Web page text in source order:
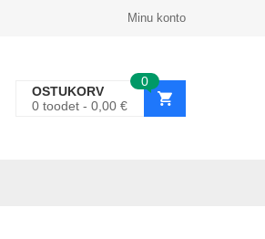
Minu konto
0
OSTUKORV
0 toodet 0,00 €